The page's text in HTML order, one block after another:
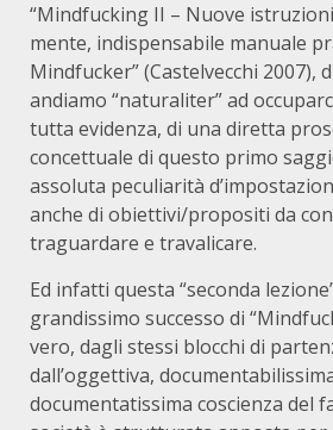
“Mindfucking II – Nuove
mente, indispensabile manuale
Mindfucker” (Castelvecchi 2007),
andiamo “naturaliter” ad
tutta evidenza, di una diretta
concettuale di questo primo
assoluta peculiarità
anche di obiettivi/propositi da
traguardare e travalicare.
Ed infatti questa “seconda
grandissimo successo di
vero, dagli stessi blocchi di
dall’oggettiva,
documentatissima coscienza del